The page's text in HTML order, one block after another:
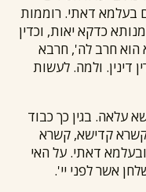
בעלמא דאתי. רוממות
כדקא יאות, וכדין
הוא חרב לה', חרבא
דינין. ולמה. לעשות
עלאה. בגין כך כבוד
קשרא קדישא, קשרא
דאתי. על האי
אשר לפני יי'.